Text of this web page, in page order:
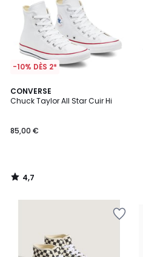
-10% DÈS 2*
CONVERSE
Chuck Taylor All Star Cuir Hi
85,00 €
4,7
/ 5
4,7
/